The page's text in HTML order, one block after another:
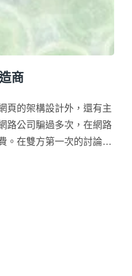
商
頁的架構設計外，還有主
路公司騙過多次，在網路
。在雙方第一次的討論會
因此，該公司決定「依據
貨重新設計。果然正式上